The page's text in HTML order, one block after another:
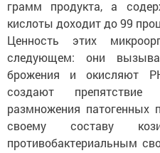
грамм продукта, а
кислоты доходит до 99
Ценность этих
следующем: они
брожения и окисляют
создают
размножения патогенных
своему составу
противобактериальным